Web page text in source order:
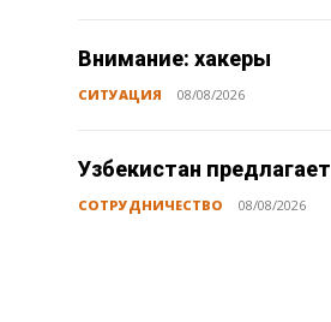
Внимание: хакеры
СИТУАЦИЯ 08/08/2026
Узбекистан предлагает
СОТРУДНИЧЕСТВО 08/08/2026